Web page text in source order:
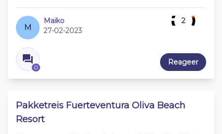
M
Maiko
27-02-2023
0
2
Reageer
Pakketreis Fuerteventura Oliva Beach
Resort